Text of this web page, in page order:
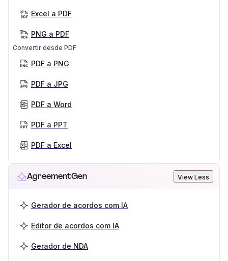
Excel a PDF
PNG a PDF
Convertir desde PDF
PDF a PNG
PDF a JPG
PDF a Word
PDF a PPT
PDF a Excel
AgreementGen View Less
Gerador de acordos com IA
Editor de acordos com IA
Gerador de NDA